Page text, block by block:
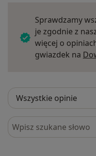
Sprawdzamy
je zgodnie z
więcej o
gwiazdek na
Szukaj w opiniach